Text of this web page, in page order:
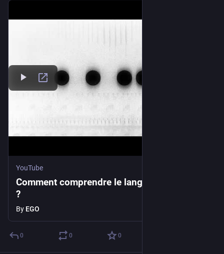
YouTube
Comment comprendre le langage des aliens
?
By EGO
0 0 0